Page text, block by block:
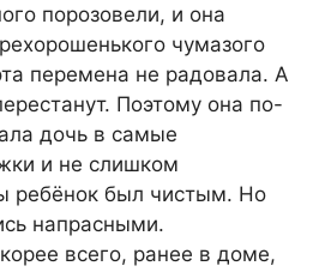
порозовели, и она
чумазого
перемена не радовала. А
Поэтому она по-
дочь в самые
и не слишком
ребёнок был чистым. Но
напрасными.
всего, ранее в доме,